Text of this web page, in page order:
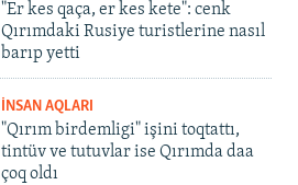
"Er kes qaça, er kes kete": cenk
Qırımdaki Rusiye turistlerine nasıl
barıp yetti
İNSAN AQLARI
"Qırım birdemligi" işini toqtattı,
tintüv ve tutuvlar ise Qırımda daa
çoq oldı